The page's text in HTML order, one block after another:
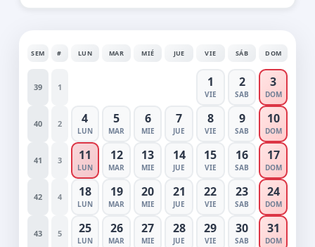
SEM # LUN MAR MIÉ JUE VIE SÁB DOM
39 1 1
VIE
2
SAB
3
DOM
40 2 4
LUN
5
MAR
6
MIE
7
JUE
8
VIE
9
SAB
10
DOM
41 3 11
LUN
12
MAR
13
MIE
14
JUE
15
VIE
16
SAB
17
DOM
42 4 18
LUN
19
MAR
20
MIE
21
JUE
22
VIE
23
SAB
24
DOM
43 5 25
LUN
26
MAR
27
MIE
28
JUE
29
VIE
30
SAB
31
DOM